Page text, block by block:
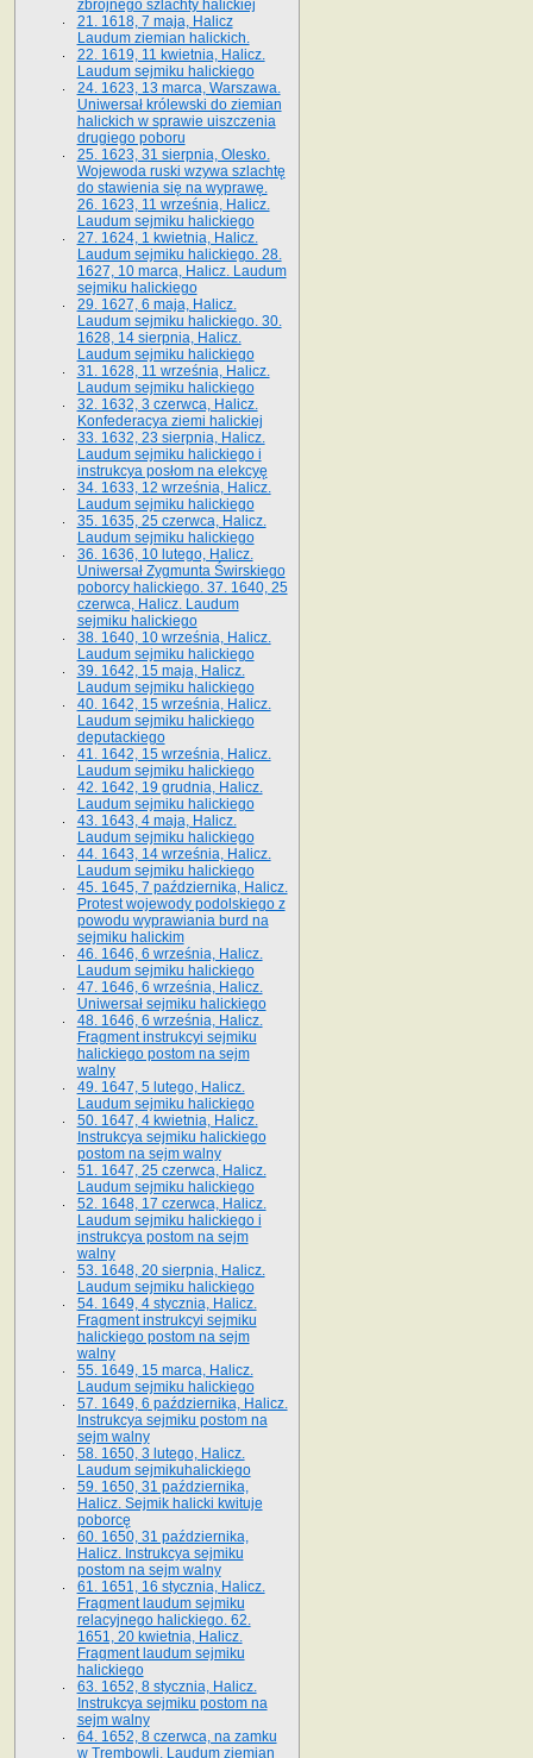
zbrojnego szlachty halickiej
21. 1618, 7 maja, Halicz
Laudum ziemian halickich.
22. 1619, 11 kwietnia, Halicz.
Laudum sejmiku halickiego
24. 1623, 13 marca, Warszawa.
Uniwersał królewski do ziemian
halickich w sprawie uiszczenia
drugiego poboru
25. 1623, 31 sierpnia, Olesko.
Wojewoda ruski wzywa szlachtę
do stawienia się na wyprawę.
26. 1623, 11 września, Halicz.
Laudum sejmiku halickiego
27. 1624, 1 kwietnia, Halicz.
Laudum sejmiku halickiego. 28.
1627, 10 marca, Halicz. Laudum
sejmiku halickiego
29. 1627, 6 maja, Halicz.
Laudum sejmiku halickiego. 30.
1628, 14 sierpnia, Halicz.
Laudum sejmiku halickiego
31. 1628, 11 września, Halicz.
Laudum sejmiku halickiego
32. 1632, 3 czerwca, Halicz.
Konfederacya ziemi halickiej
33. 1632, 23 sierpnia, Halicz.
Laudum sejmiku halickiego i
instrukcya posłom na elekcyę
34. 1633, 12 września, Halicz.
Laudum sejmiku halickiego
35. 1635, 25 czerwca, Halicz.
Laudum sejmiku halickiego
36. 1636, 10 lutego, Halicz.
Uniwersał Zygmunta Świrskiego
poborcy halickiego. 37. 1640, 25
czerwca, Halicz. Laudum
sejmiku halickiego
38. 1640, 10 września, Halicz.
Laudum sejmiku halickiego
39. 1642, 15 maja, Halicz.
Laudum sejmiku halickiego
40. 1642, 15 września, Halicz.
Laudum sejmiku halickiego
deputackiego
41. 1642, 15 września, Halicz.
Laudum sejmiku halickiego
42. 1642, 19 grudnia, Halicz.
Laudum sejmiku halickiego
43. 1643, 4 maja, Halicz.
Laudum sejmiku halickiego
44. 1643, 14 września, Halicz.
Laudum sejmiku halickiego
45. 1645, 7 października, Halicz.
Protest wojewody podolskiego z
powodu wyprawiania burd na
sejmiku halickim
46. 1646, 6 września, Halicz.
Laudum sejmiku halickiego
47. 1646, 6 września, Halicz.
Uniwersał sejmiku halickiego
48. 1646, 6 września, Halicz.
Fragment instrukcyi sejmiku
halickiego postom na sejm
walny
49. 1647, 5 lutego, Halicz.
Laudum sejmiku halickiego
50. 1647, 4 kwietnia, Halicz.
Instrukcya sejmiku halickiego
postom na sejm walny
51. 1647, 25 czerwca, Halicz.
Laudum sejmiku halickiego
52. 1648, 17 czerwca, Halicz.
Laudum sejmiku halickiego i
instrukcya postom na sejm
walny
53. 1648, 20 sierpnia, Halicz.
Laudum sejmiku halickiego
54. 1649, 4 stycznia, Halicz.
Fragment instrukcyi sejmiku
halickiego postom na sejm
walny
55. 1649, 15 marca, Halicz.
Laudum sejmiku halickiego
57. 1649, 6 października, Halicz.
Instrukcya sejmiku postom na
sejm walny
58. 1650, 3 lutego, Halicz.
Laudum sejmikuhalickiego
59. 1650, 31 października,
Halicz. Sejmik halicki kwituje
poborcę
60. 1650, 31 października,
Halicz. Instrukcya sejmiku
postom na sejm walny
61. 1651, 16 stycznia, Halicz.
Fragment laudum sejmiku
relacyjnego halickiego. 62.
1651, 20 kwietnia, Halicz.
Fragment laudum sejmiku
halickiego
63. 1652, 8 stycznia, Halicz.
Instrukcya sejmiku postom na
sejm walny
64. 1652, 8 czerwca, na zamku
w Trembowli. Laudum ziemian